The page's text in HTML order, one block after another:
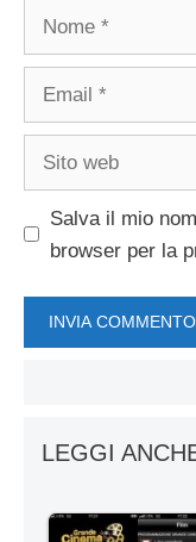
Nome
Email
Sito
Salva il mio
browser per la
LEGGI